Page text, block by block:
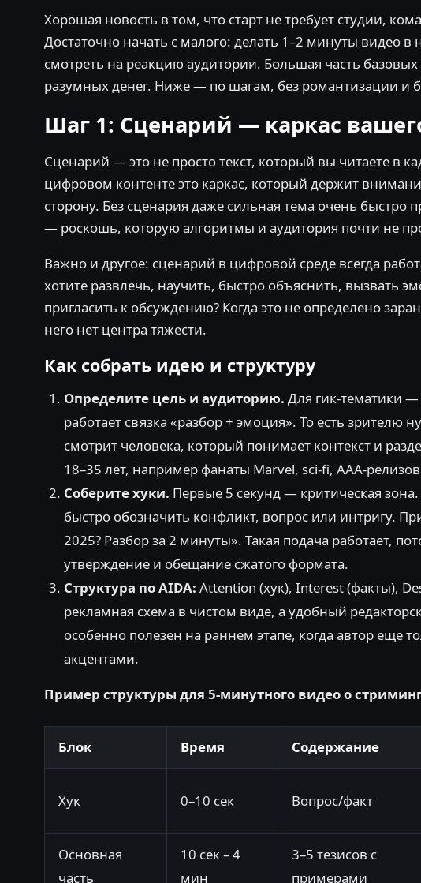
Хорошая новость в том, что старт не требует студии,
Достаточно начать с малого: делать 1–2 минуты видео
смотреть на реакцию аудитории. Большая часть
разумных денег. Ниже — по шагам, без романтизации и
Шаг 1: Сценарий — каркас
Сценарий — это не просто текст, который вы читаете в
цифровом контенте это каркас, который держит
сторону. Без сценария даже сильная тема очень быстро
— роскошь, которую алгоритмы и аудитория почти не
Важно и другое: сценарий в цифровой среде всегда
хотите развлечь, научить, быстро объяснить, вызвать
пригласить к обсуждению? Когда это не определено
него нет центра тяжести.
Как собрать идею и структуру
Определите цель и аудиторию. Для гик-тематики
работает связка «разбор + эмоция». То есть
смотрит человека, который понимает контекст и
18–35 лет, например фанаты Marvel, sci-fi, AAA-
Соберите хуки. Первые 5 секунд — критическая
быстро обозначить конфликт, вопрос или интригу.
2025? Разбор за 2 минуты». Такая подача работает,
утверждение и обещание сжатого формата.
Структура по AIDA: Attention (хук), Interest (факты),
рекламная схема в чистом виде, а удобный
особенно полезен на раннем этапе, когда автор еще
акцентами.
Пример структуры для 5-минутного видео о
Блок Время Содержание
Хук 0–10 сек Вопрос/факт
Основная
часть
10 сек – 4
мин
3–5 тезисов с
примерами